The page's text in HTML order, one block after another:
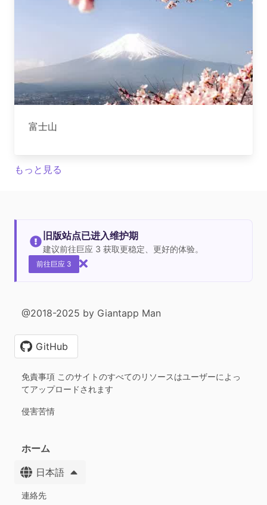
富士山
もっと見る
旧版站点已进入维护期
建议前往巨应 3 获取更稳定、更好的体验。
前往巨应 3
@2018-2025 by Giantapp Man
GitHub
免責事項 このサイトのすべてのリソースはユーザーによっ
てアップロードされます
侵害苦情
ホーム
日本語
連絡先